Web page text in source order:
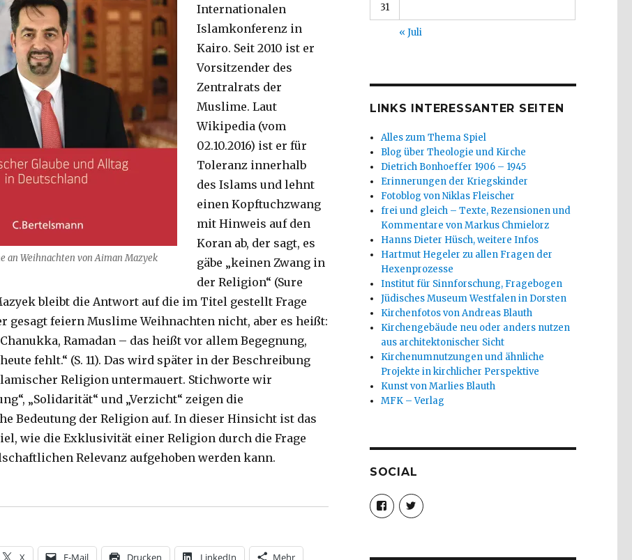
an Weihnachten von Aiman Mazyek
Internationalen
Islamkonferenz in
Kairo. Seit 2010 ist er
Vorsitzender des
Zentralrats der
Muslime. Laut
Wikipedia (vom
02.10.2016) ist er für
Toleranz innerhalb
des Islams und lehnt
einen Kopftuchzwang
mit Hinweis auf den
Koran ab, der sagt, es
gäbe „keinen Zwang in
der Religion“ (Sure
bleibt die Antwort auf die im Titel gestellt Frage
gesagt feiern Muslime Weihnachten nicht, aber es heißt:
Ramadan – das heißt vor allem Begegnung,
fehlt.“ (S. 11). Das wird später in der Beschreibung
Religion untermauert. Stichworte wir
„Solidarität“ und „Verzicht“ zeigen die
Bedeutung der Religion auf. In dieser Hinsicht ist das
wie die Exklusivität einer Religion durch die Frage
Relevanz aufgehoben werden kann.
zu Hause, Rezension von Christoph Fleischer, Welver 2016“
X E-Mail Drucken LinkedIn Mehr
31
« Juli
LINKS INTERESSANTER SEITEN
Alles zum Thema Spiel
Blog über Theologie und Kirche
Dietrich Bonhoeffer 1906 – 1945
Erinnerungen der Kriegskinder
Fotoblog von Niklas Fleischer
frei und gleich – Texte, Rezensionen und
Kommentare von Markus Chmielorz
Hanns Dieter Hüsch, weitere Infos
Hartmut Hegeler zu allen Fragen der
Hexenprozesse
Institut für Sinnforschung, Fragebogen
Jüdisches Museum Westfalen in Dorsten
Kirchenfotos von Andreas Blauth
Kirchengebäude neu oder anders nutzen
aus architektonischer Sicht
Kirchenumnutzungen und ähnliche
Projekte in kirchlicher Perspektive
Kunst von Marlies Blauth
MFK – Verlag
SOCIAL
Profil
von
christoph.fleischer1
anzeigen
Profil
von
anzeigen